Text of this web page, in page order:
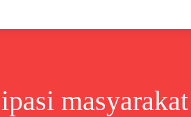
masyarakat